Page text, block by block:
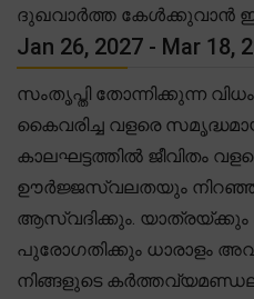
ദുഖവാർത്ത കേൾക്കുവാൻ
Jan 26, 2027 - Mar 18,
സംതൃപ്തി തോന്നിക്കുന്ന
കൈവരിച്ച വളരെ
കാലഘട്ടത്തിൽ ജീവിതം
ഊർജ്ജസ്വലതയും നിറഞ്ഞ
ആസ്വദിക്കും. യാത്രയ്ക്കും
പുരോഗതിക്കും ധാരാളം
നിങ്ങളുടെ